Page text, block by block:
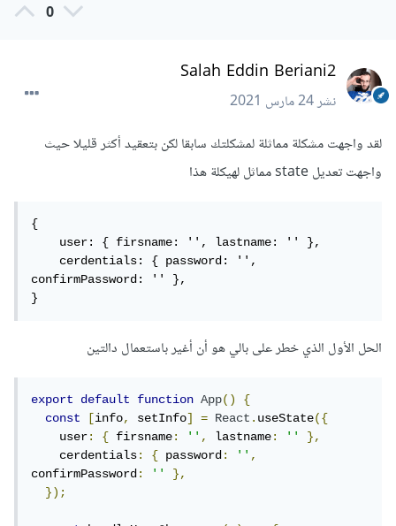
0
Salah Eddin Beriani2
نشر24 مارس 2021
لقد واجهت مشكلة مماثلة لمشكلتك سابقا لكن بتعقيد أكثر قليلا حيث
واجهت تعديل state مماثل لهيكلة هذا
{
    user: { firsname: '', lastname: '' },
    cerdentials: { password: '',
confirmPassword: '' },
}
الحل الأول الذي خطر على بالي هو أن أغير باستعمال دالتين
export default function App()
{
const
[info, setInfo] = React.useState({
    user
: { firsname: '', lastname: ''
},
    cerdentials
: { password: '',
confirmPassword: ''
},
});